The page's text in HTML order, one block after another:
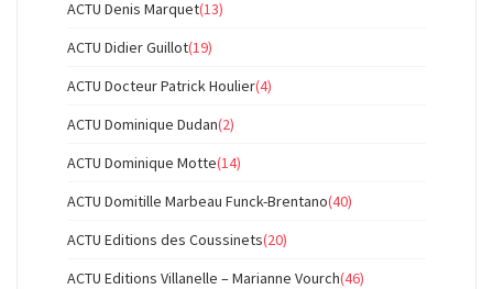
ACTU Denis Marquet(13)
ACTU Didier Guillot(19)
ACTU Docteur Patrick Houlier(4)
ACTU Dominique Dudan(2)
ACTU Dominique Motte(14)
ACTU Domitille Marbeau Funck-Brentano(40)
ACTU Editions des Coussinets(20)
ACTU Editions Villanelle – Marianne Vourch(46)